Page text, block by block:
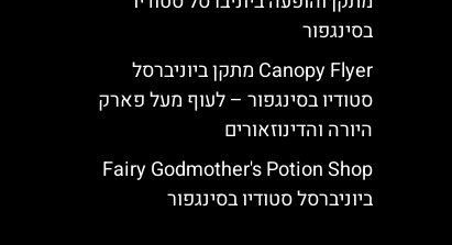
בסינגפור
Canopy Flyer מתקן ביוניברסל
סטודיו בסינגפור – לעוף מעל פארק
היורה והדינוזאורים
Fairy Godmother's Potion Shop
ביוניברסל סטודיו בסינגפור